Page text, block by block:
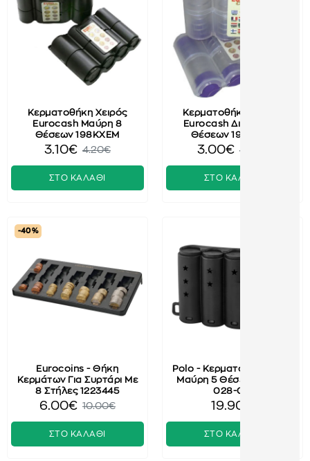
Κερματοθήκη Χειρός
Eurocash Μαύρη 8
Θέσεων 198KXEM
3.10€ 4.20€
ΣΤΟ ΚΑΛΑΘΙ
Κερματοθήκη Χειρός
Eurocash Διάφανη 8
Θέσεων 198KXEΔ
3.00€ 4.20€
ΣΤΟ ΚΑΛΑΘΙ
-40 %
Eurocoins - Θήκη
Κερμάτων Για Συρτάρι Με
8 Στήλες 1223445
6.00€ 10.00€
ΣΤΟ ΚΑΛΑΘΙ
Polo - Κερματοθήκη Euro
Μαύρη 5 Θέσεων 9-08-
028-00
19.90€
ΣΤΟ ΚΑΛΑΘΙ